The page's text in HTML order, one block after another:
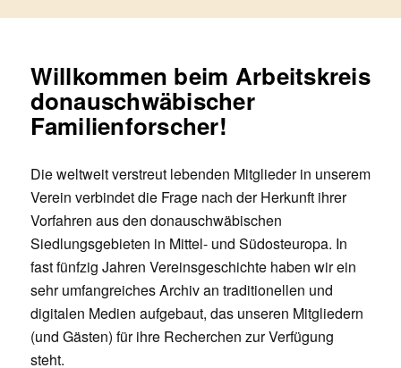
Willkommen beim Arbeitskreis
donauschwäbischer
Familienforscher!
Die weltweit verstreut lebenden Mitglieder in unserem
Verein verbindet die Frage nach der Herkunft ihrer
Vorfahren aus den donauschwäbischen
Siedlungsgebieten in Mittel- und Südosteuropa. In
fast fünfzig Jahren Vereinsgeschichte haben wir ein
sehr umfangreiches Archiv an traditionellen und
digitalen Medien aufgebaut, das unseren Mitgliedern
(und Gästen) für ihre Recherchen zur Verfügung
steht.